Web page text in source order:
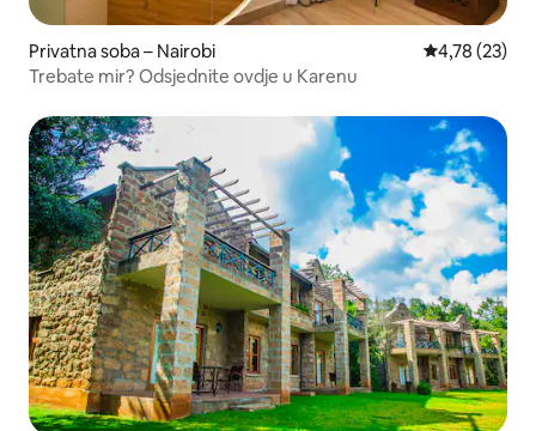
Privatna soba – Nairobi Prosječna
4,78 (23)
Trebate mir? Odsjednite ovdje u Karenu